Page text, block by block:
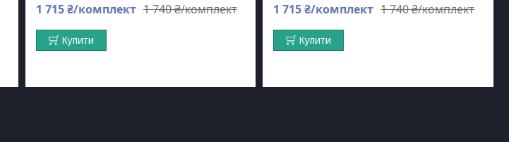
1 740 ₴/комплект
1 715 ₴/комплект
Купити
1 740 ₴/комплект
1 715 ₴/комплект
Купити